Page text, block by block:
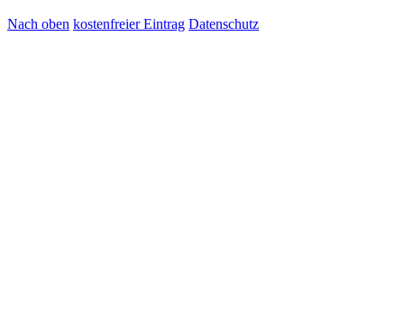
Nach oben kostenfreier Eintrag Datenschutz